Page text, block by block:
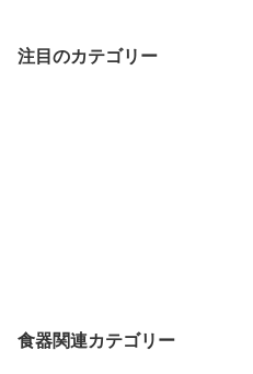
注目のカテゴリー
食器関連カテゴリー